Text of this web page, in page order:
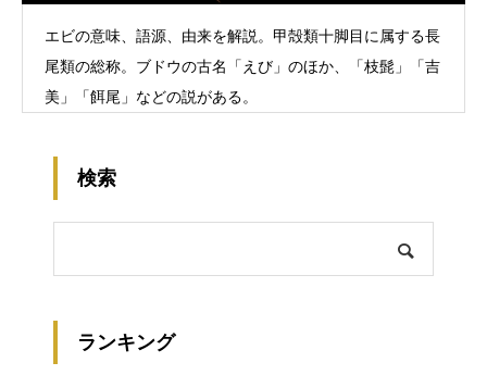
エビの意味、語源、由来を解説。甲殻類十脚目に属する長
尾類の総称。ブドウの古名「えび」のほか、「枝髭」「吉
美」「餌尾」などの説がある。
検索
ランキング